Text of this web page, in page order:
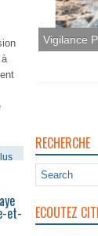
et-
RECHERCHE
ECOUTEZ